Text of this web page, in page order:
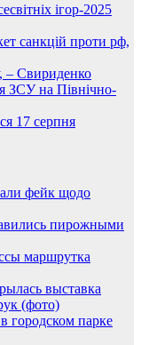
ігор-2025
санкцій проти рф,
– Свириденко
ЗСУ на Північно-
17 серпня
фейк щодо
пирожными
маршрутка
выставка
(фото)
городском парке